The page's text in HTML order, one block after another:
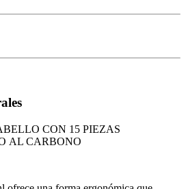
CON 15 PIEZAS
AL CARBONO